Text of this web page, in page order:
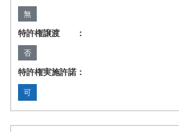
無
特許権譲渡 ：
否
特許権実施許諾：
可